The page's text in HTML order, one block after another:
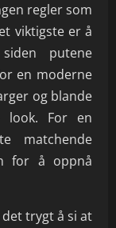
regler som
viktigste er å
putene
en moderne
og blande
look. For en
matchende
for å oppnå
trygt å si at